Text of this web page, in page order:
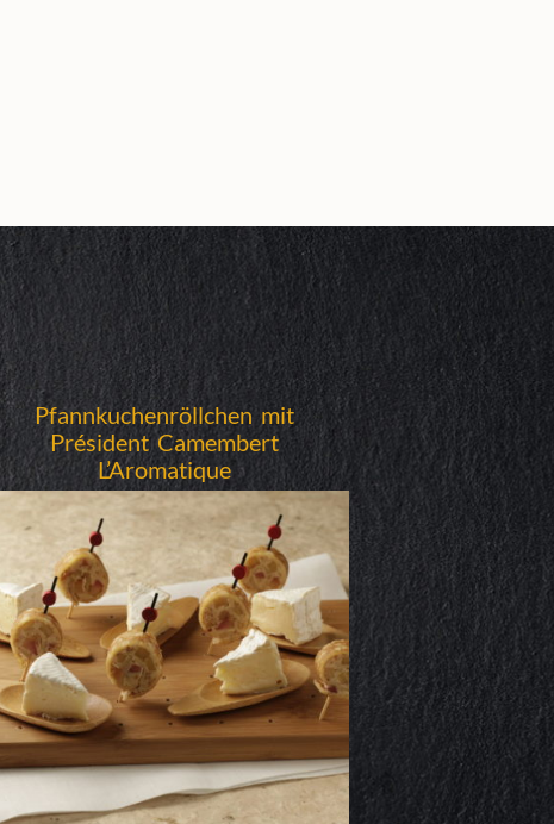
Pfannkuchenröllchen mit
Président Camembert
L’Aromatique